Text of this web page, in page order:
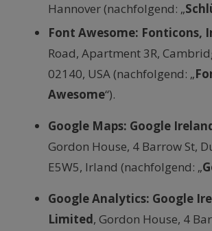
Hannover (nachfolgend: „
Font Awesome: Fonticons,
Road, Apartment 3R,
02140, USA (nachfolgend: „
Awesome“).
Google Maps: Google
Gordon House, 4 Barrow St,
E5W5, Irland (nachfolgend: „
Google Analytics: Google
Limited, Gordon House, 4